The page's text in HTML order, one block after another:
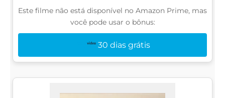
Este filme não está disponível no Amazon Prime, mas
você pode usar o bônus:
30 dias grátis